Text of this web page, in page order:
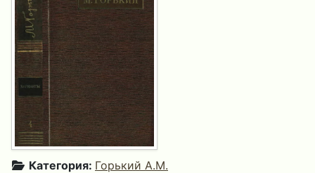
Категория: Горький А.М.